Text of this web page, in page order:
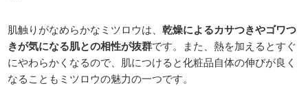
肌触りがなめらかなミツロウは、乾燥によるカサつきやゴワつ
きが気になる肌との相性が抜群です。また、熱を加えるとすぐ
にやわらかくなるので、肌につけると化粧品自体の伸びが良く
なることもミツロウの魅力の一つです。